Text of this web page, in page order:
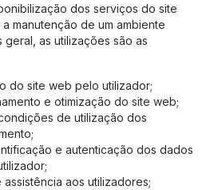
dos serviços do site
manutenção de um ambiente
geral, as utilizações são as
do site web pelo utilizador;
e otimização do site web;
de utilização dos
e autenticação dos dados
aos utilizadores;